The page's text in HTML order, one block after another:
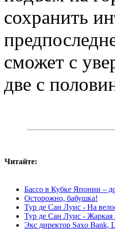
сохранить
сможет с
две с
Читайте:
Бассо в Кубке Японии –
Осторожно, бабушка!
Тур де Сан Луис - На
Тур де Сан Луис - Жаркая
Экс директор Saxo Bank,